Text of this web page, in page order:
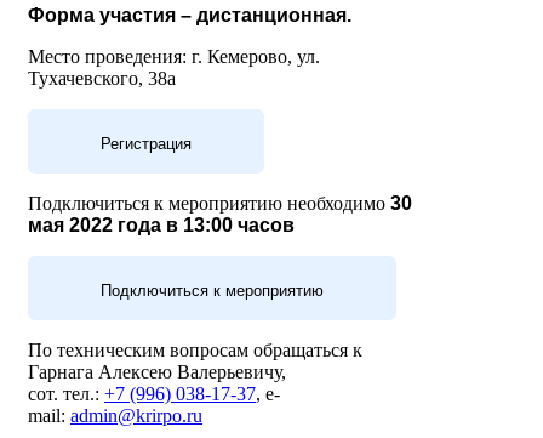
Форма участия – дистанционная.
Место проведения: г. Кемерово, ул.
Тухачевского, 38а
Регистрация
Подключиться к мероприятию необходимо 30
мая 2022 года в 13:00 часов
Подключиться к мероприятию
По техническим вопросам обращаться к
Гарнага Алексею Валерьевичу,
сот. тел.: +7 (996) 038-17-37, e-
mail: admin@krirpo.ru